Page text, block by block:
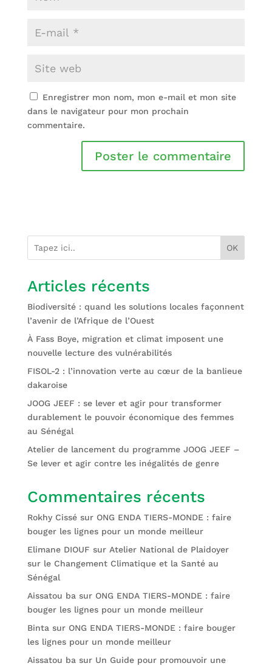
Enregistrer mon nom, mon e-mail et mon site
dans le navigateur pour mon prochain
commentaire.
OK
Articles récents
Biodiversité : quand les solutions locales façonnent
l’avenir de l’Afrique de l’Ouest
À Fass Boye, migration et climat imposent une
nouvelle lecture des vulnérabilités
FISOL-2 : l’innovation verte au cœur de la banlieue
dakaroise
JOOG JEEF : se lever et agir pour transformer
durablement le pouvoir économique des femmes
au Sénégal
Atelier de lancement du programme JOOG JEEF –
Se lever et agir contre les inégalités de genre
Commentaires récents
Rokhy Cissésur ONG ENDA TIERS-MONDE : faire
bouger les lignes pour un monde meilleur
Elimane DIOUF sur Atelier National de Plaidoyer
sur le Changement Climatique et la Santé au
Sénégal
Aissatou basur ONG ENDA TIERS-MONDE : faire
bouger les lignes pour un monde meilleur
Bintasur ONG ENDA TIERS-MONDE : faire bouger
les lignes pour un monde meilleur
Aissatou basur Un Guide pour promouvoir une